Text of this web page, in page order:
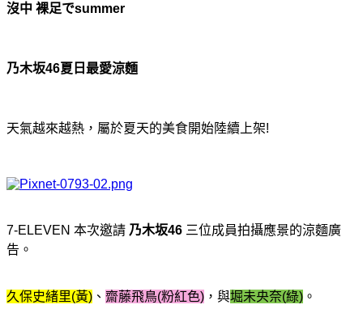
沒中 裸足でsummer
乃木坂46夏日最愛涼麵
天氣越來越熱，屬於夏天的美食開始陸續上架!
7-ELEVEN 本次邀請 乃木坂46 三位成員拍攝應景的涼麵廣
告。
久保史緒里(黃) 、 齋藤飛鳥(粉紅色) ，與堀未央奈(綠) 。